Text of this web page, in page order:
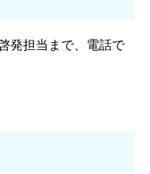
発担当まで、電話で